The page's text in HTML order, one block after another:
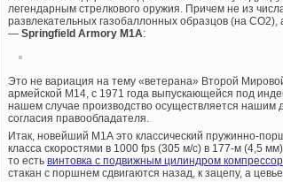
легендарным стрелкового оружия. Причем не из
развлекательных газобаллонных образцов (на
— Springfield Armory M1A:
Это не вариация на тему «ветерана» Второй
армейской М14, с 1971 года выпускающейся под
нашем случае производство осуществляется
согласия правообладателя.
Итак, новейший М1А это классический пружинно-
класса скоростями в 1000 fps (305 м/с) в 177-м (4,5
то есть винтовка с подвижным цилиндром
стакан с поршнем сдвигаются назад, к зацепу, а